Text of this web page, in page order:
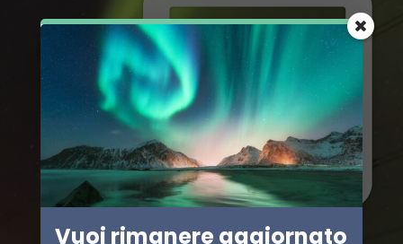
Vuoi rimanere aggiornato